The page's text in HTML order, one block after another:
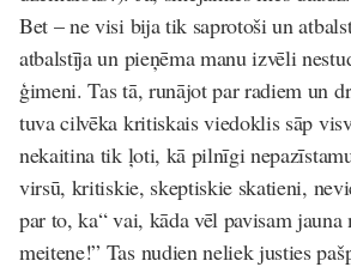
Bet – ne visi bija tik saprotoši un
atbalstīja un pieņēma manu izvēli
ģimeni. Tas tā, runājot par radiem un
tuva cilvēka kritiskais viedoklis sāp
nekaitina tik ļoti, kā pilnīgi
virsū, kritiskie, skeptiskie skatieni,
par to, ka“ vai, kāda vēl pavisam
meitene!” Tas nudien neliek justies